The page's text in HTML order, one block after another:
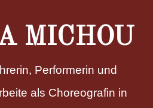
MICHOU
Performerin und
als Choreografin in